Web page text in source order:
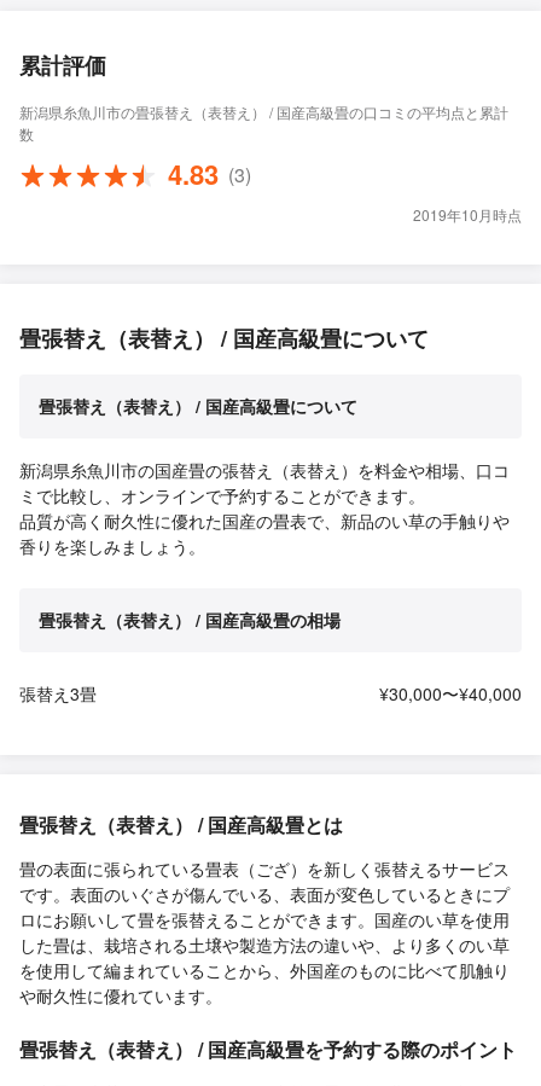
累計評価
新潟県糸魚川市の畳張替え（表替え） / 国産高級畳の口コミの平均点と累計
数
4.83 (3)
2019年10月時点
畳張替え（表替え） / 国産高級畳について
畳張替え（表替え） / 国産高級畳について
新潟県糸魚川市の国産畳の張替え（表替え）を料金や相場、口コ
ミで比較し、オンラインで予約することができます。
品質が高く耐久性に優れた国産の畳表で、新品のい草の手触りや
香りを楽しみましょう。
畳張替え（表替え） / 国産高級畳の相場
張替え3畳 ¥30,000〜¥40,000
畳張替え（表替え） / 国産高級畳とは
畳の表面に張られている畳表（ござ）を新しく張替えるサービス
です。表面のいぐさが傷んでいる、表面が変色しているときにプ
ロにお願いして畳を張替えることができます。国産のい草を使用
した畳は、栽培される土壌や製造方法の違いや、より多くのい草
を使用して編まれていることから、外国産のものに比べて肌触り
や耐久性に優れています。
畳張替え（表替え） / 国産高級畳を予約する際のポイント